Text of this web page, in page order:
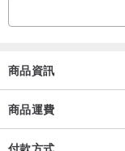
商品資訊
商品運費
付款方式